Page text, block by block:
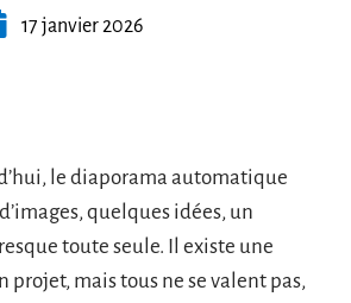
17 janvier 2026
le diaporama automatique
quelques idées, un
toute seule. Il existe une
mais tous ne se valent pas,